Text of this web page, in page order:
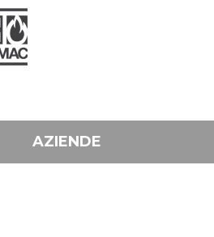
AZIENDE